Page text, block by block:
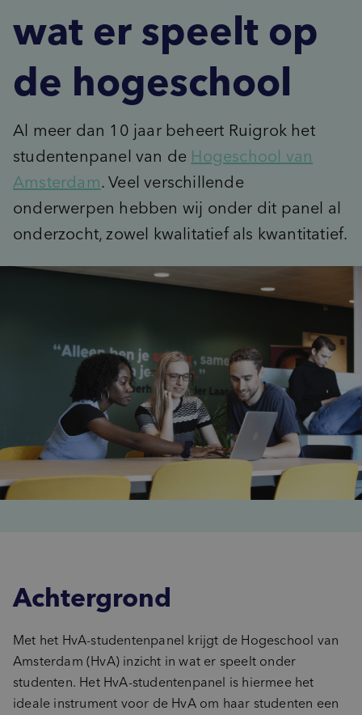
inventory_2 Product-ontwikkeling
pie_chart Marktpotentie
sign_language
Doelgroepinzichten
groups_2 (Potentiële) doelgroepen
psychology_altBehoeften
record_voice_over Opinieonderzoek
insights Data & Insights kickstart
unknown_document
step_overWhat’s Next workshop
cast_for_educationMasterclass
wat er speelt op
de hogeschool
Al meer dan 10 jaar beheert Ruigrok het
studentenpanel van de Hogeschool van
Amsterdam. Veel verschillende
onderwerpen hebben wij onder dit panel al
onderzocht, zowel kwalitatief als kwantitatief.
Achtergrond
Met het HvA-studentenpanel krijgt de Hogeschool van
Amsterdam (HvA) inzicht in wat er speelt onder
studenten. Het HvA-studentenpanel is hiermee het
ideale instrument voor de HvA om haar studenten een